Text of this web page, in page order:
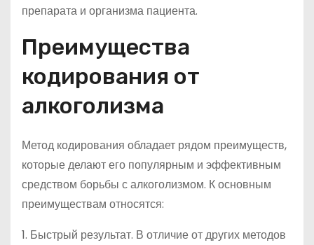
препарата и организма пациента.
Преимущества
кодирования от
алкоголизма
Метод кодирования обладает рядом преимуществ,
которые делают его популярным и эффективным
средством борьбы с алкоголизмом. К основным
преимуществам относятся:
1. Быстрый результат. В отличие от других методов